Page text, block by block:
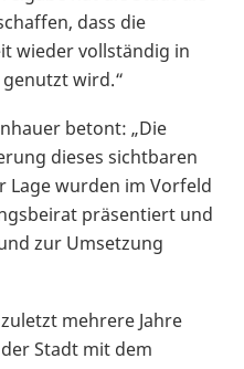
dass die
wieder vollständig in
wird.“
betont: „Die
dieses sichtbaren
Lage wurden im Vorfeld
präsentiert und
zur Umsetzung
mehrere Jahre
Stadt mit dem